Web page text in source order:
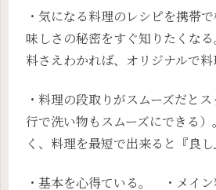
・気になる料理のレシピを携帯
味しさの秘密をすぐ知りたくな
料さえわかれば、オリジナルで料
・料理の段取りがスムーズだと
行で洗い物もスムーズにできる
く、料理を最短で出来ると『良し
・基本を心得ている。 ・メイ